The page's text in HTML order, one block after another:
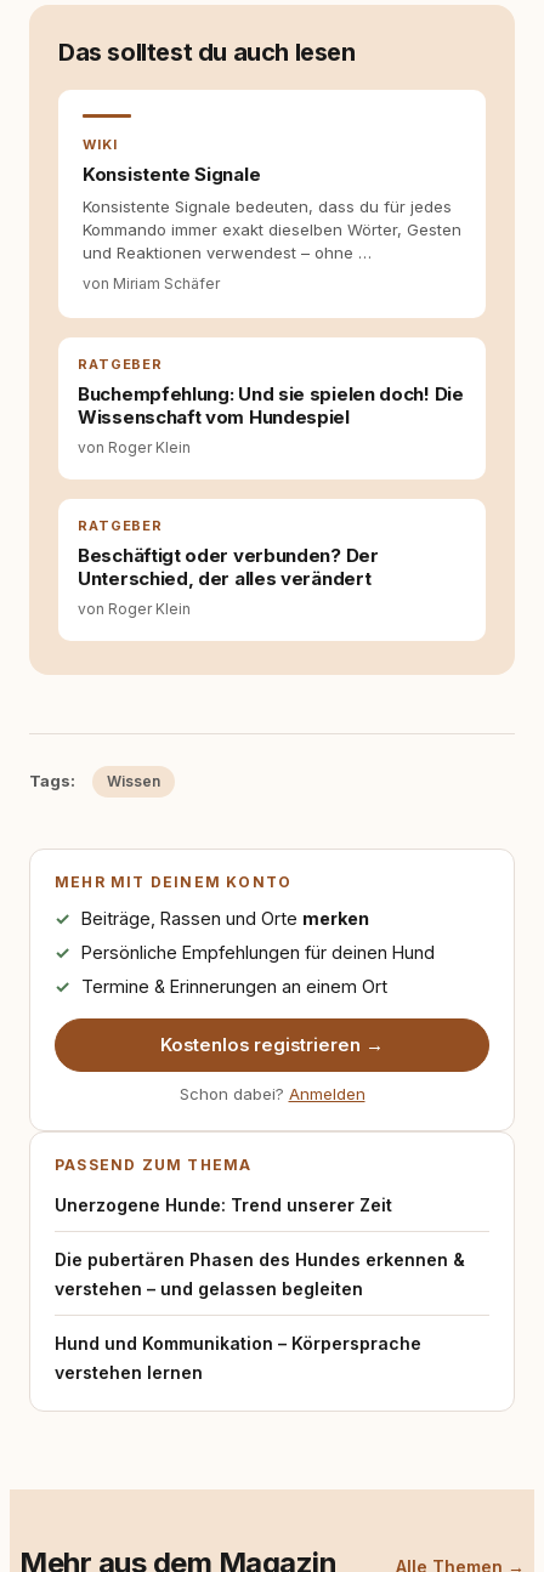
moderner Hundeerziehung
entsteht echte Bindung dort, wo Verständnis
Wissen ersetzt – nicht umgekehrt. Aus dieser
Hundehalter:innen in Deutschland, Österreich
und der Schweiz. Meine Überzeugung:
Tierschutz beginnt mit Wissen. Wer seinen
Hund versteht, trifft bessere Entscheidungen –
für ein Zusammenleben, das beiden guttut.
Das solltest du auch lesen
WIKI
Konsistente Signale
Konsistente Signale bedeuten, dass du für jedes
Kommando immer exakt dieselben Wörter, Gesten
und Reaktionen verwendest – ohne …
von Miriam Schäfer
RATGEBER
Buchempfehlung: Und sie spielen doch! Die
Wissenschaft vom Hundespiel
von Roger Klein
RATGEBER
Beschäftigt oder verbunden? Der
Unterschied, der alles verändert
von Roger Klein
Tags: Wissen
MEHR MIT DEINEM KONTO
Beiträge, Rassen und Orte merken
Persönliche Empfehlungen für deinen Hund
Termine & Erinnerungen an einem Ort
Kostenlos registrieren →
Schon dabei? Anmelden
PASSEND ZUM THEMA
Unerzogene Hunde: Trend unserer Zeit
Die pubertären Phasen des Hundes erkennen &
verstehen – und gelassen begleiten
Hund und Kommunikation – Körpersprache
verstehen lernen
Mehr aus dem Magazin Alle Themen →